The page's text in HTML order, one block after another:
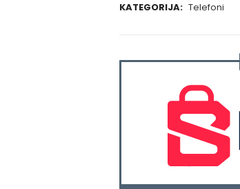
KATEGORIJA: Telefoni